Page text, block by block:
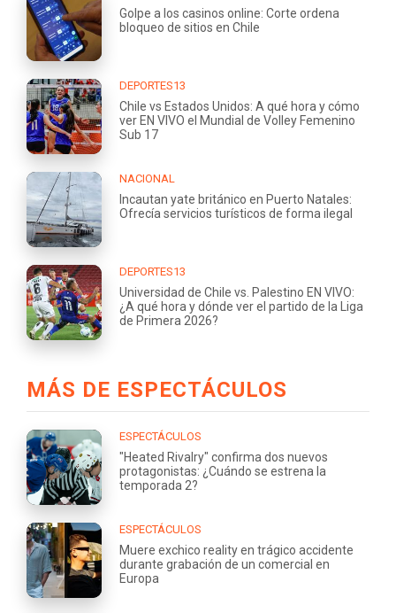
Golpe a los casinos online: Corte ordena
bloqueo de sitios en Chile
DEPORTES13
Chile vs Estados Unidos: A qué hora y cómo
ver EN VIVO el Mundial de Volley Femenino
Sub 17
NACIONAL
Incautan yate británico en Puerto Natales:
Ofrecía servicios turísticos de forma ilegal
DEPORTES13
Universidad de Chile vs. Palestino EN VIVO:
¿A qué hora y dónde ver el partido de la Liga
de Primera 2026?
MÁS DE ESPECTÁCULOS
ESPECTÁCULOS
"Heated Rivalry" confirma dos nuevos
protagonistas: ¿Cuándo se estrena la
temporada 2?
ESPECTÁCULOS
Muere exchico reality en trágico accidente
durante grabación de un comercial en
Europa